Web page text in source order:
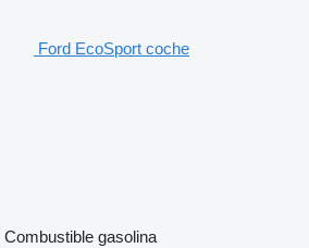
Ford EcoSport coche
Combustible gasolina